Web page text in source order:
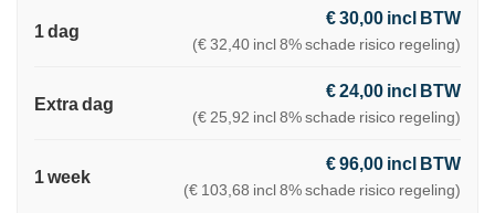
1 dag
€ 30,00 incl BTW
(€ 32,40 incl 8% schade risico regeling)
Extra dag
€ 24,00 incl BTW
(€ 25,92 incl 8% schade risico regeling)
1 week
€ 96,00 incl BTW
(€ 103,68 incl 8% schade risico regeling)